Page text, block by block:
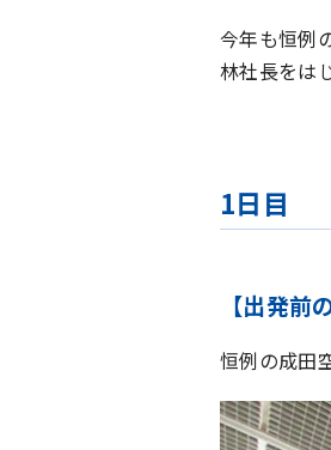
今年も恒例
林社長をは
1日目
【出発前
恒例の成田